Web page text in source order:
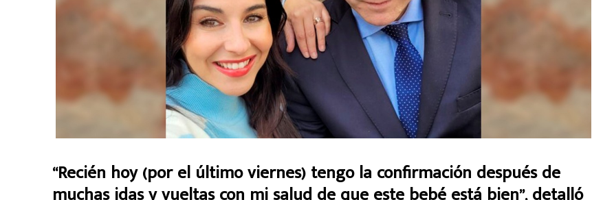
“Recién hoy (por el último viernes) tengo la confirmación después de